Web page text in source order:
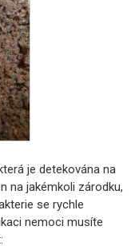
je detekována na
na jakémkoli zárodku,
se rychle
nemoci musíte